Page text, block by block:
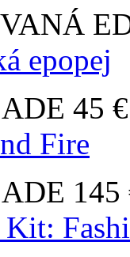
epopej
45 €
Fire
145